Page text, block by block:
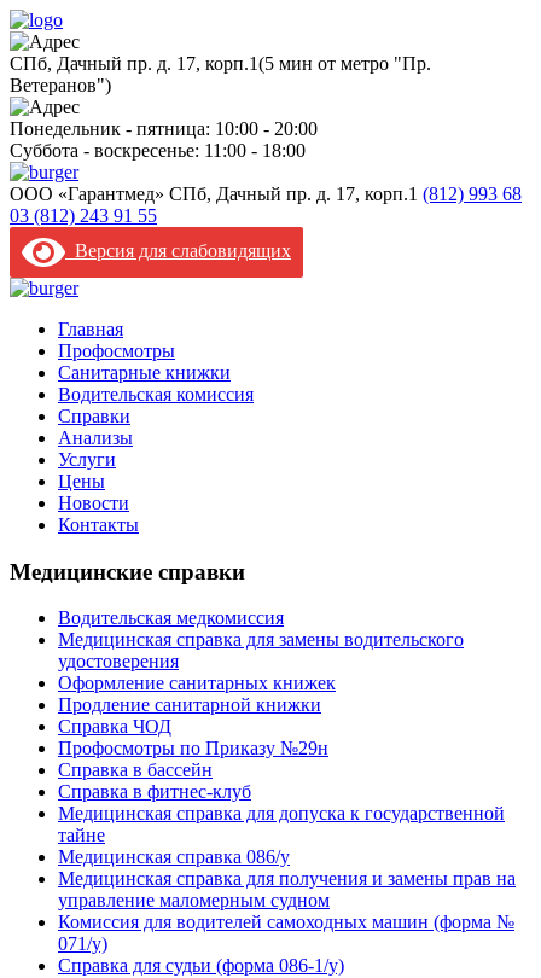
CПб, Дачный пр. д. 17, корп.1(5 мин от метро "Пр.
Ветеранов")
Понедельник - пятница: 10:00 - 20:00
Суббота - воскресенье: 11:00 - 18:00
ООО «Гарантмед» CПб, Дачный пр. д. 17, корп.1 (812) 993 68
03 (812) 243 91 55
Версия для слабовидящих
Главная
Профосмотры
Санитарные книжки
Водительская комиссия
Справки
Анализы
Услуги
Цены
Новости
Контакты
Медицинские справки
Водительская медкомиссия
Медицинская справка для замены водительского
удостоверения
Оформление санитарных книжек
Продление санитарной книжки
Справка ЧОД
Профосмотры по Приказу №29н
Справка в бассейн
Справка в фитнес-клуб
Медицинская справка для допуска к государственной
тайне
Медицинская справка 086/у
Медицинская справка для получения и замены прав на
управление маломерным судном
Комиссия для водителей самоходных машин (форма №
071/у)
Справка для судьи (форма 086-1/у)